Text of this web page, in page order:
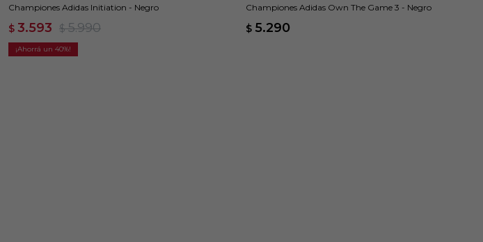
Championes Adidas Initiation - Negro
$ 3.593 $ 5.990
40
Championes Adidas Own The Game 3 - Negro
$ 5.290